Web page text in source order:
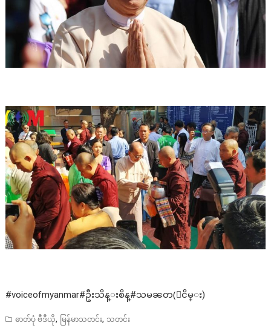
#voiceofmyanmar#ဦးသိန္းစိန္#သမၼတ(ျငိမ္း)
ဓာတ်ပုံ ဗီဒီယို, မြန်မာသတင်း, သတင်း